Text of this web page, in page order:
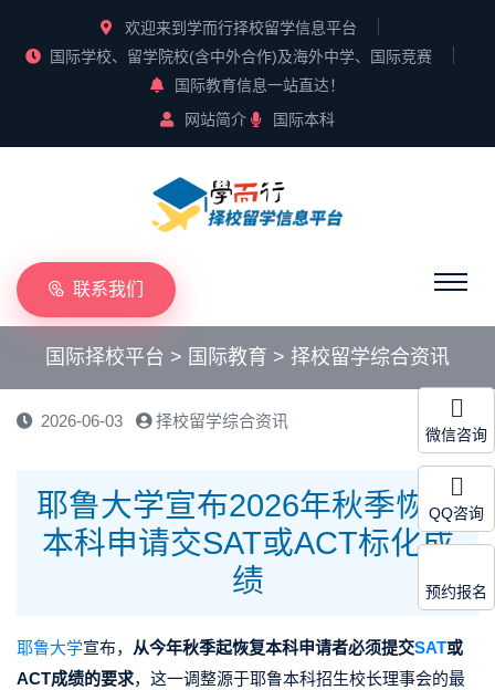
欢迎来到学而行择校留学信息平台
国际学校、留学院校(含中外合作)及海外中学、国际竞赛
国际教育信息一站直达！
网站简介
国际本科
联系我们
国际择校平台 > 国际教育 > 择校留学综合资讯
2026-06-03 择校留学综合资讯
耶鲁大学宣布2026年秋季恢复
本科申请交SAT或ACT标化成
绩
耶鲁大学宣布， 从今年秋季起恢复本科申请者必须提交SAT或
ACT成绩的要求，这一调整源于耶鲁本科招生校长理事会的最
微信咨询
QQ咨询
预约报名